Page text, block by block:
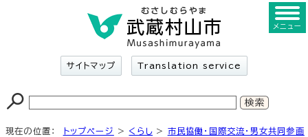
サイトマップ Translation service
メニュー
現在の位置： トップページ > くらし > 市民協働・国際交流・男女共同参画